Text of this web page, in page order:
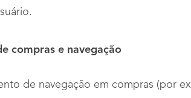
compras e navegação
de navegação em compras (por